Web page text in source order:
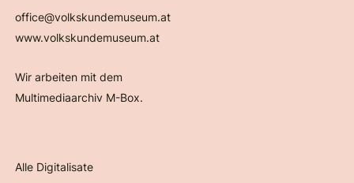
office@volkskundemuseum.at
www.volkskundemuseum.at
Wir arbeiten mit dem
Multimediaarchiv M-Box.
Alle Digitalisate